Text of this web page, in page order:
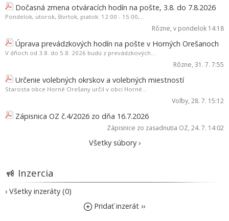
Dočasná zmena otváracích hodín na pošte, 3.8. do 7.8.2026
Pondelok, utorok, štvrtok, piatok: 12:00 - 15:00,...
Rôzne, v pondelok 14:18
Úprava prevádzkových hodín na pošte v Horných Orešanoch
V dňoch od 3.8. do 5.8. 2026 budú z prevádzkových...
Rôzne, 31. 7. 7:55
Určenie volebných okrskov a volebných miestností
Starosta obce Horné Orešany určil v obci Horné...
Voľby, 28. 7. 15:12
Zápisnica OZ č.4/2026 zo dňa 16.7.2026
Zápisnice zo zasadnutia OZ, 24. 7. 14:02
Všetky súbory ›
Inzercia
› Všetky inzeráty (0)
Pridať inzerát ››